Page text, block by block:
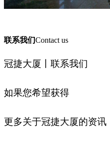
联系我们Contact us
冠捷大厦丨联系我们
如果您希望获得
更多关于冠捷大厦的资讯